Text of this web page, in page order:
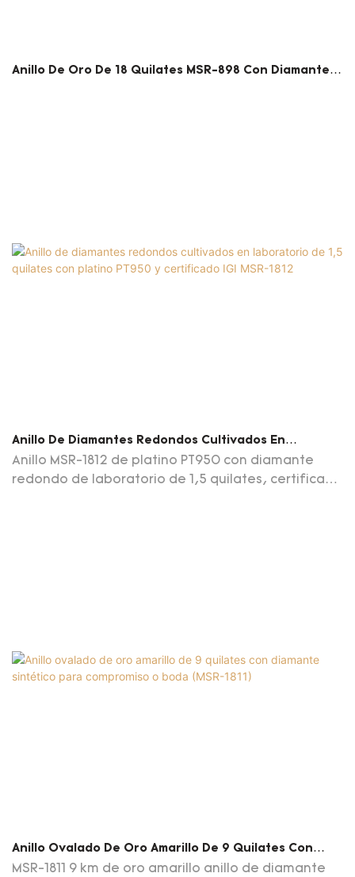
Anillo De Oro De 18 Quilates MSR-898 Con Diamantes
Anillo De Diamantes Redondos Cultivados En
Laboratorio De 1,5 Quilates Con Platino PT950 Y
Certificado IGI MSR-1812
Anillo MSR-1812 de platino PT950 con diamante
redondo de laboratorio de 1,5 quilates, certificado
Anillo Ovalado De Oro Amarillo De 9 Quilates Con
Diamante Sintético Para Compromiso O Boda (MSR-
MSR-1811 9 km de oro amarillo anillo de diamante